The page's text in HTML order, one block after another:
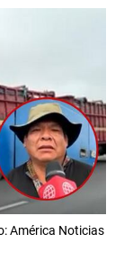
América Noticias